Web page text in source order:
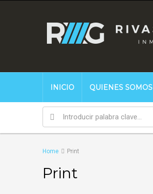
INICIO QUIENES SOMOS
Home Print
Print